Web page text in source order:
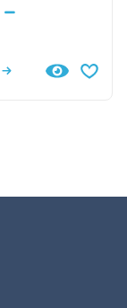
–